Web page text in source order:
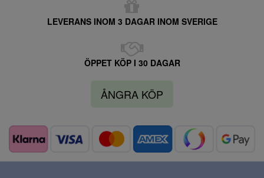
LEVERANS INOM 3 DAGAR INOM SVERIGE
ÖPPET KÖP I 30 DAGAR
ÅNGRA KÖP